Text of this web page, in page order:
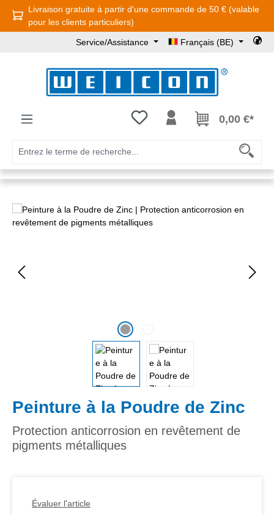
Passer au contenu principal
Livraison gratuite à partir d'une commande de 50 € (valable
pour les clients particuliers)
Service/Assistance Français (BE)
Vous avez 0 articles dans votre
0,00 €*
Ignorer la galerie d'images
Peinture à la Poudre de Zinc
Protection anticorrosion en revêtement de
pigments métalliques
Évaluer l'article